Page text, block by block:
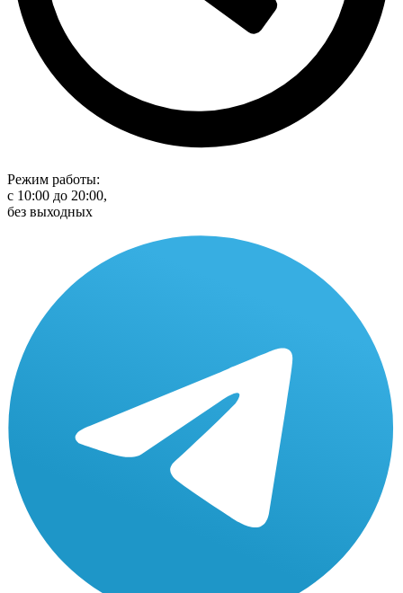
Режим работы:
с 10:00 до 20:00,
без выходных